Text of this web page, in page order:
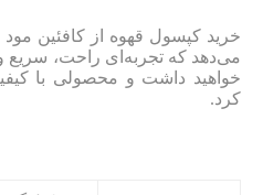
خرید کپسول قهوه از کافئین مود
می‌دهد که تجربه‌ای راحت، سریع و
خواهید داشت و محصولی با
کرد.